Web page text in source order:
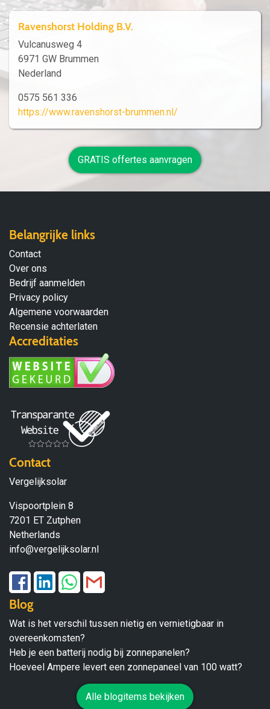
Ravenshorst Holding B.V.
Vulcanusweg 4
6971 GW Brummen
Nederland
0575 561 336
https://www.ravenshorst-brummen.nl/
GRATIS offertes aanvragen
Belangrijke links
Contact
Over ons
Bedrijf aanmelden
Privacy policy
Algemene voorwaarden
Recensie achterlaten
Accreditaties
Contact
Vergelijksolar
Vispoortplein 8
7201 ET Zutphen
Netherlands
info@vergelijksolar.nl
Blog
Wat is het verschil tussen nietig en vernietigbaar in
overeenkomsten?
Heb je een batterij nodig bij zonnepanelen?
Hoeveel Ampere levert een zonnepaneel van 100 watt?
Alle blogitems bekijken